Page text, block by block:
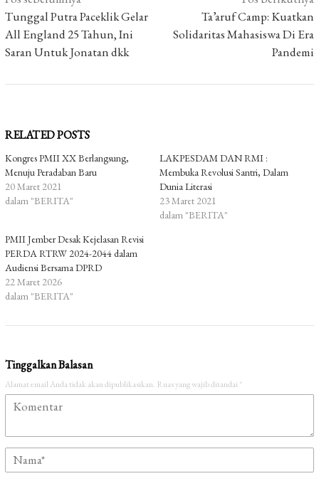
pos
Tunggal Putra Paceklik Gelar
All England 25 Tahun, Ini
Saran Untuk Jonatan dkk
Ta’aruf Camp: Kuatkan
Solidaritas Mahasiswa Di Era
Pandemi
RELATED POSTS
Kongres PMII XX Berlangsung,
Menuju Peradaban Baru
20 Maret 2021
dalam "BERITA"
LAKPESDAM DAN RMI :
Membuka Revolusi Santri, Dalam
Dunia Literasi
23 Maret 2021
dalam "BERITA"
PMII Jember Desak Kejelasan Revisi
PERDA RTRW 2024-2044 dalam
Audiensi Bersama DPRD
22 Maret 2026
dalam "BERITA"
Tinggalkan Balasan
Alamat email Anda tidak akan dipublikasikan. Ruas yang wajib ditandai *